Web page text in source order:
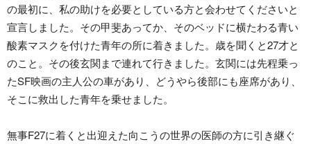
の最初に、私の助けを必要としている方と会わせてくださいと
宣言しました。その甲斐あってか、そのベッドに横たわる青い
酸素マスクを付けた青年の所に着きました。歳を聞くと27才と
のこと。その後玄関まで連れて行きました。玄関には先程乗っ
たSF映画の主人公の車があり、どうやら後部にも座席があり、
そこに救出した青年を乗せました。
無事F27に着くと出迎えた向こうの世界の医師の方に引き継ぐ